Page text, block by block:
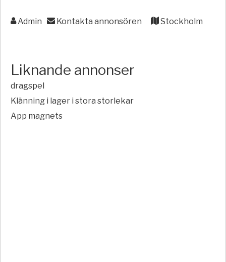
Admin Kontakta annonsören Stockholm
Liknande annonser
dragspel
Klänning i lager i stora storlekar
App magnets